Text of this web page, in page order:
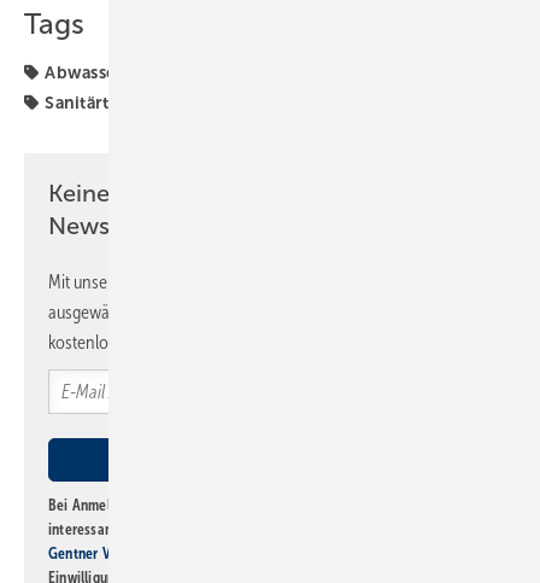
Tags
Abwasser
Sanitärtechnik
Keine Zeit? Kein Problem mit dem SBZ
Newsletter!
Mit unserem Newsletter erhalten Sie regelmäßig von uns
ausgewählte Informationen und Neuigkeiten, gebündelt und
kostenlos direkt ins Postfach.
Bei Anmeldung zu diesem Newsletter bin ich damit einverstanden, über
interessante Verlags- und Online-Angebote
Gentner Verlag GmbH & Co. KG
Einwilligung kann ich jederzeit widerrufen und eine Abmeldung ist